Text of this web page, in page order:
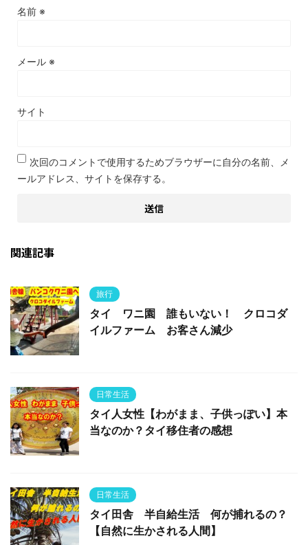
名前 ※
メール ※
サイト
次回のコメントで使用するためブラウザーに自分の名前、メ
ールアドレス、サイトを保存する。
関連記事
旅行
タイ ワニ園 誰もいない！ クロコダ
イルファーム お客さん減少
日常生活
タイ人女性【わがまま、子供っぽい】本
当なのか？タイ移住者の感想
日常生活
タイ田舎 半自給生活 何が捕れるの？
【自然に生かされる人間】